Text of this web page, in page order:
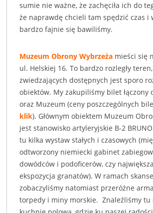
sumie nie ważne, że zachęciła ich do
że naprawdę chcieli tam spędzić czas i
bardzo fajnie się bawiliśmy.
Muzeum Obrony Wybrzeża mieści się
ul. Helskiej 16. To bardzo rozległy
zwiedzających dostępnych jest sporo
obiektów. My zakupiliśmy bilet łączony
oraz Muzeum (ceny poszczególnych
klik). Głównym obiektem Muzeum
jest stanowisko artyleryjskie B-2
tu kilka wystaw stałych i czasowych
odtworzony niemiecki gabinet
dowódców i podoficerów, czy
ekspozycja granatów). W ramach
zobaczyliśmy natomiast przeróżne
torpedy i miny morskie. Znaleźliśmy tu